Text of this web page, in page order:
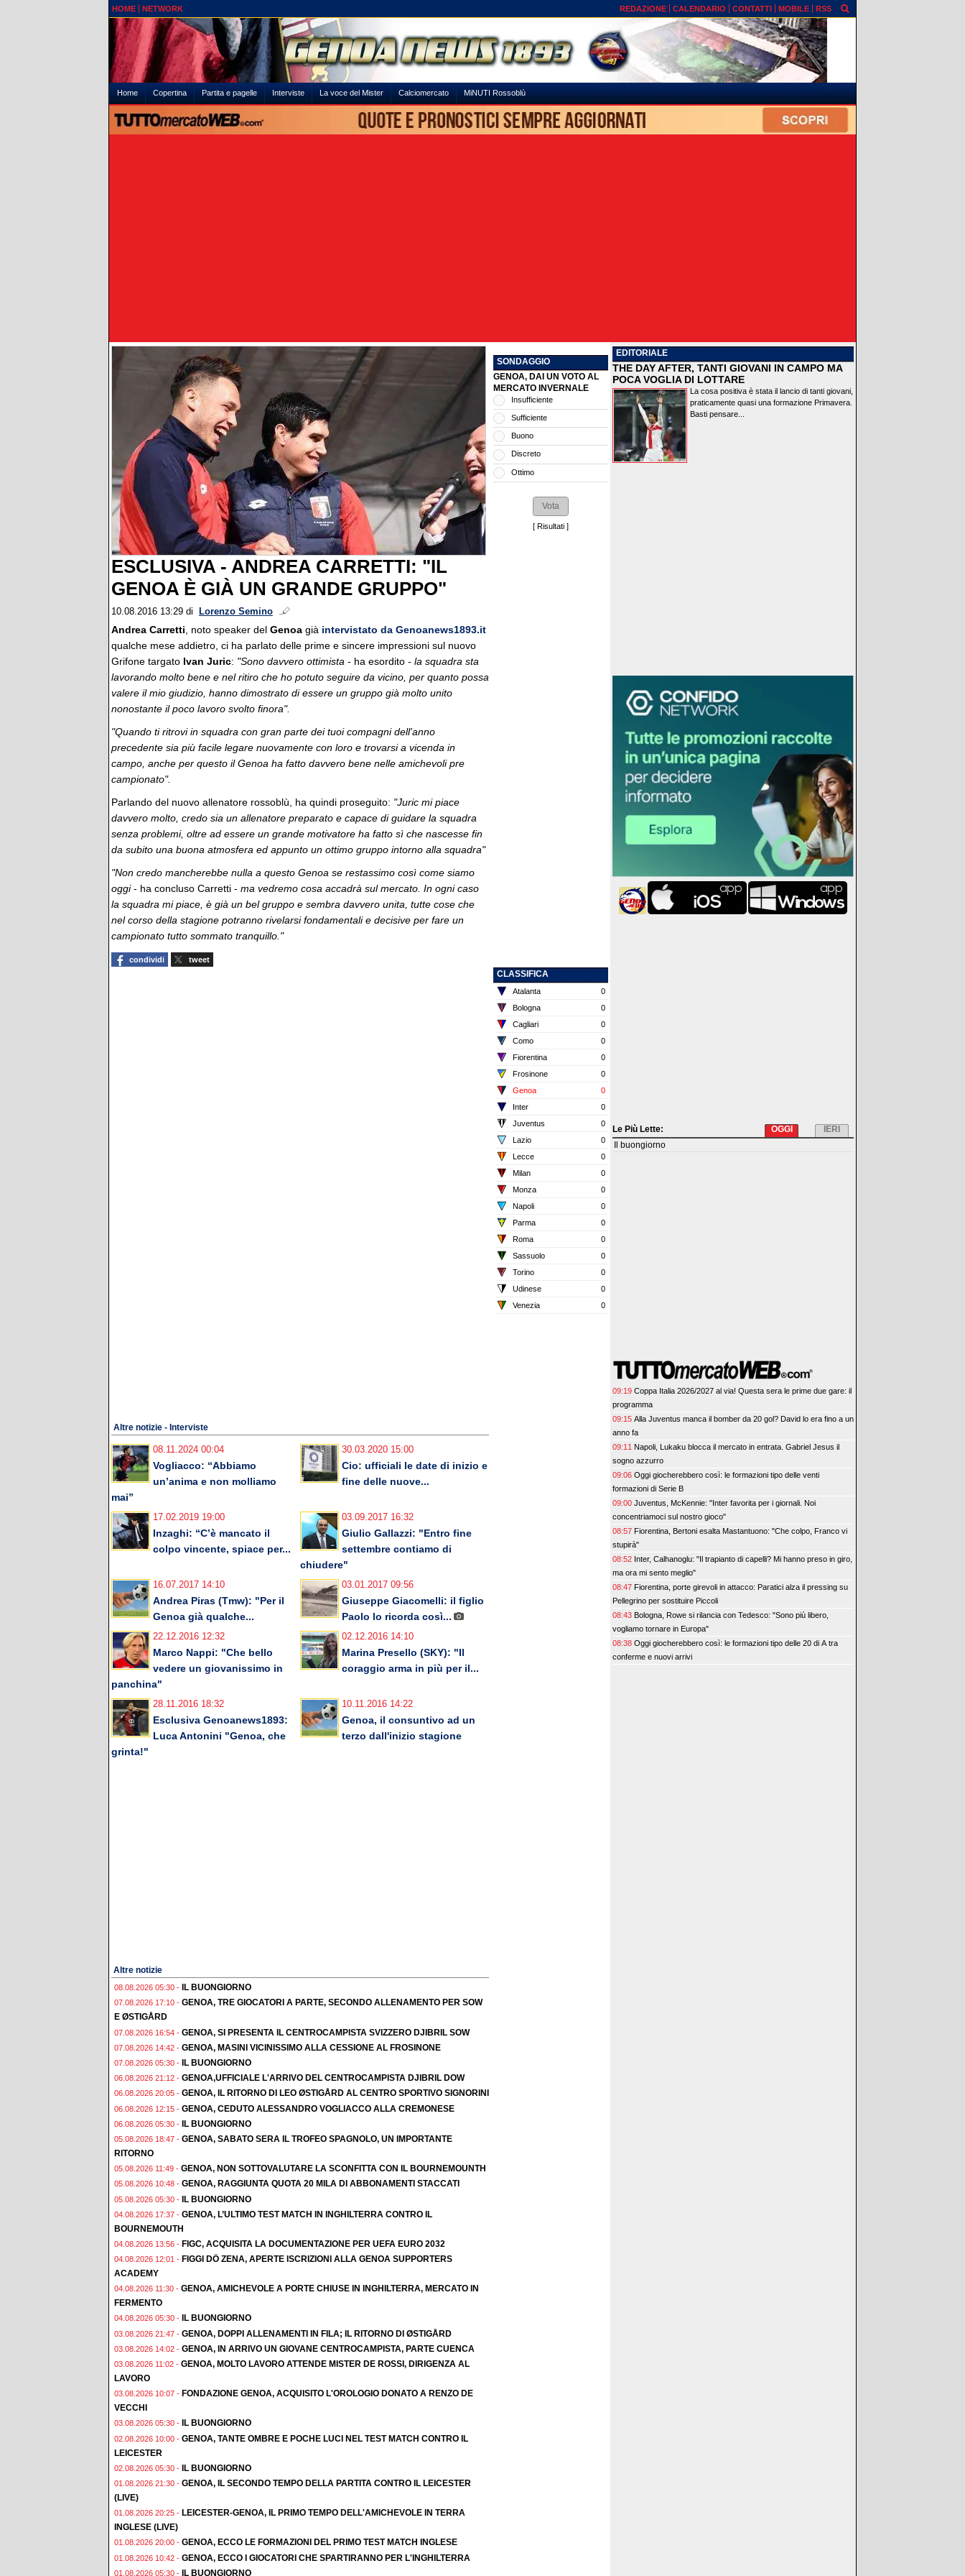
HOME NETWORK REDAZIONE CALENDARIO CONTATTI MOBILE RSS
Home Copertina Partita e pagelle Interviste La voce del Mister Calciomercato MiNUTI Rossoblù
ESCLUSIVA - ANDREA CARRETTI: "IL
GENOA È GIÀ UN GRANDE GRUPPO"
10.08.2016 13:29 di Lorenzo Semino
Andrea Carretti , noto speaker del Genoa già intervistato da Genoanews1893.it
qualche mese addietro, ci ha parlato delle prime e sincere impressioni sul nuovo
Grifone targato Ivan Juric: "Sono davvero ottimista - ha esordito - la squadra sta
lavorando molto bene e nel ritiro che ho potuto seguire da vicino, per quanto possa
valere il mio giudizio, hanno dimostrato di essere un gruppo già molto unito
nonostante il poco lavoro svolto finora".
"Quando ti ritrovi in squadra con gran parte dei tuoi compagni dell'anno
precedente sia più facile legare nuovamente con loro e trovarsi a vicenda in
campo, anche per questo il Genoa ha fatto davvero bene nelle amichevoli pre
campionato".
Parlando del nuovo allenatore rossoblù, ha quindi proseguito: "Juric mi piace
davvero molto, credo sia un allenatore preparato e capace di guidare la squadra
senza problemi, oltre ad essere un grande motivatore ha fatto sì che nascesse fin
da subito una buona atmosfera ed appunto un ottimo gruppo intorno alla squadra"
"Non credo mancherebbe nulla a questo Genoa se restassimo così come siamo
oggi- ha concluso Carretti - ma vedremo cosa accadrà sul mercato. In ogni caso
la squadra mi piace, è già un bel gruppo e sembra davvero unita, tutte cose che
nel corso della stagione potranno rivelarsi fondamentali e decisive per fare un
campionato tutto sommato tranquillo."
condividi tweet
Altre notizie - Interviste
08.11.2024 00:04
Vogliacco: “Abbiamo
un’anima e non molliamo
mai”
30.03.2020 15:00
Cio: ufficiali le date di inizio e
fine delle nuove...
17.02.2019 19:00
Inzaghi: “C’è mancato il
colpo vincente, spiace per...
03.09.2017 16:32
Giulio Gallazzi: "Entro fine
settembre contiamo di
chiudere"
16.07.2017 14:10
Andrea Piras (Tmw): "Per il
Genoa già qualche...
03.01.2017 09:56
Giuseppe Giacomelli: il figlio
Paolo lo ricorda così...
22.12.2016 12:32
Marco Nappi: "Che bello
vedere un giovanissimo in
panchina"
02.12.2016 14:10
Marina Presello (SKY): "Il
coraggio arma in più per il...
28.11.2016 18:32
Esclusiva Genoanews1893:
Luca Antonini "Genoa, che
grinta!"
10.11.2016 14:22
Genoa, il consuntivo ad un
terzo dall'inizio stagione
Altre notizie
08.08.2026 05:30 - IL BUONGIORNO
07.08.2026 17:10 - GENOA, TRE GIOCATORI A PARTE, SECONDO ALLENAMENTO PER SOW
E ØSTIGÅRD
07.08.2026 16:54 - GENOA, SI PRESENTA IL CENTROCAMPISTA SVIZZERO DJIBRIL SOW
07.08.2026 14:42 - GENOA, MASINI VICINISSIMO ALLA CESSIONE AL FROSINONE
07.08.2026 05:30 - IL BUONGIORNO
06.08.2026 21:12 - GENOA,UFFICIALE L'ARRIVO DEL CENTROCAMPISTA DJIBRIL DOW
06.08.2026 20:05 - GENOA, IL RITORNO DI LEO ØSTIGÅRD AL CENTRO SPORTIVO SIGNORINI
06.08.2026 12:15 - GENOA, CEDUTO ALESSANDRO VOGLIACCO ALLA CREMONESE
06.08.2026 05:30 - IL BUONGIORNO
05.08.2026 18:47 - GENOA, SABATO SERA IL TROFEO SPAGNOLO, UN IMPORTANTE
RITORNO
05.08.2026 11:49 - GENOA, NON SOTTOVALUTARE LA SCONFITTA CON IL BOURNEMOUNTH
05.08.2026 10:48 - GENOA, RAGGIUNTA QUOTA 20 MILA DI ABBONAMENTI STACCATI
05.08.2026 05:30 - IL BUONGIORNO
04.08.2026 17:37 - GENOA, L’ULTIMO TEST MATCH IN INGHILTERRA CONTRO IL
BOURNEMOUTH
04.08.2026 13:56 - FIGC, ACQUISITA LA DOCUMENTAZIONE PER UEFA EURO 2032
04.08.2026 12:01 - FIGGI DÖ ZENA, APERTE ISCRIZIONI ALLA GENOA SUPPORTERS
ACADEMY
04.08.2026 11:30 - GENOA, AMICHEVOLE A PORTE CHIUSE IN INGHILTERRA, MERCATO IN
FERMENTO
04.08.2026 05:30 - IL BUONGIORNO
03.08.2026 21:47 - GENOA, DOPPI ALLENAMENTI IN FILA; IL RITORNO DI ØSTIGÅRD
03.08.2026 14:02 - GENOA, IN ARRIVO UN GIOVANE CENTROCAMPISTA, PARTE CUENCA
03.08.2026 11:02 - GENOA, MOLTO LAVORO ATTENDE MISTER DE ROSSI, DIRIGENZA AL
LAVORO
03.08.2026 10:07 - FONDAZIONE GENOA, ACQUISITO L'OROLOGIO DONATO A RENZO DE
VECCHI
03.08.2026 05:30 - IL BUONGIORNO
02.08.2026 10:00 - GENOA, TANTE OMBRE E POCHE LUCI NEL TEST MATCH CONTRO IL
LEICESTER
02.08.2026 05:30 - IL BUONGIORNO
01.08.2026 21:30 - GENOA, IL SECONDO TEMPO DELLA PARTITA CONTRO IL LEICESTER
(LIVE)
01.08.2026 20:25 - LEICESTER-GENOA, IL PRIMO TEMPO DELL'AMICHEVOLE IN TERRA
INGLESE (LIVE)
01.08.2026 20:00 - GENOA, ECCO LE FORMAZIONI DEL PRIMO TEST MATCH INGLESE
01.08.2026 10:42 - GENOA, ECCO I GIOCATORI CHE SPARTIRANNO PER L'INGHILTERRA
01.08.2026 05:30 - IL BUONGIORNO
SONDAGGIO
GENOA, DAI UN VOTO AL
MERCATO INVERNALE
Insufficiente
Sufficiente
Buono
Discreto
Ottimo
[ Risultati ]
CLASSIFICA
Atalanta
0
Bologna
0
Cagliari
0
Como
0
Fiorentina
0
Frosinone
0
Genoa
0
Inter
0
Juventus
0
Lazio
0
Lecce
0
Milan
0
Monza
0
Napoli
0
Parma
0
Roma
0
Sassuolo
0
Torino
0
Udinese
0
Venezia
0
EDITORIALE
THE DAY AFTER, TANTI GIOVANI IN CAMPO MA
POCA VOGLIA DI LOTTARE
La cosa positiva è stata il lancio di tanti giovani,
praticamente quasi una formazione Primavera.
Basti pensare...
Le Più Lette: IERI
OGGI
Il buongiorno
09:19 Coppa Italia 2026/2027 al via! Questa sera le prime due gare: il
programma
09:15 Alla Juventus manca il bomber da 20 gol? David lo era fino a un
anno fa
09:11 Napoli, Lukaku blocca il mercato in entrata. Gabriel Jesus il
sogno azzurro
09:06 Oggi giocherebbero così: le formazioni tipo delle venti
formazioni di Serie B
09:00 Juventus, McKennie: "Inter favorita per i giornali. Noi
concentriamoci sul nostro gioco"
08:57 Fiorentina, Bertoni esalta Mastantuono: "Che colpo, Franco vi
stupirà"
08:52 Inter, Calhanoglu: "Il trapianto di capelli? Mi hanno preso in giro,
ma ora mi sento meglio"
08:47 Fiorentina, porte girevoli in attacco: Paratici alza il pressing su
Pellegrino per sostituire Piccoli
08:43 Bologna, Rowe si rilancia con Tedesco: "Sono più libero,
vogliamo tornare in Europa"
08:38 Oggi giocherebbero così: le formazioni tipo delle 20 di A tra
conferme e nuovi arrivi